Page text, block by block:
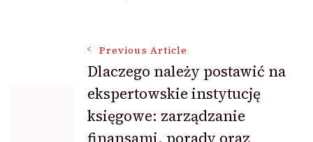
Navigation
Previous Article
Dlaczego należy postawić na
ekspertowskie instytucję
księgowe: zarządzanie